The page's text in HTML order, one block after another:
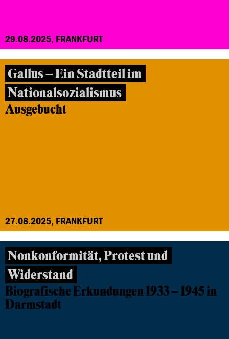
29.08.2025, FRANKFURT
Gallus – Ein Stadtteil im
Nationalsozialismus
Ausgebucht
27.08.2025, FRANKFURT
Nonkonformität, Protest und
Widerstand
Biografische Erkundungen 1933 – 1945 in
Darmstadt